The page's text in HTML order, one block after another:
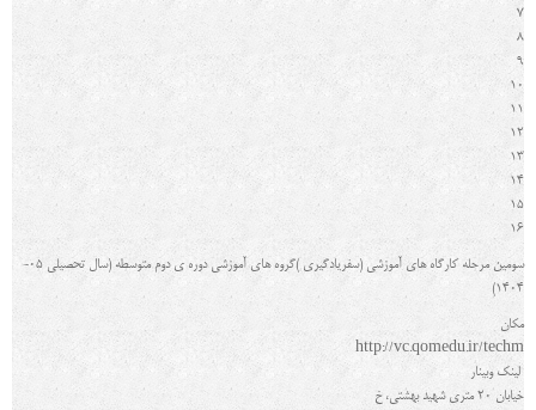
7
8
9
10
11
12
13
14
15
16
سومین مرحله کارگاه هاي آموزشی (سفریادگیري )گروه هاي آموزشی دوره ي دوم متوسطه (سال تحصیلی 05-
1404)
مکان
http://vc.qomedu.ir/techm
لینک وبینار
خیابان 20 متری شهید بهشتی، خ